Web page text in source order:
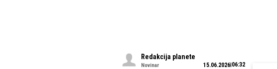
Redakcija planete
Novinar 15.06.2026 06:32